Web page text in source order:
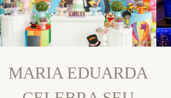
MARIA EDUARDA